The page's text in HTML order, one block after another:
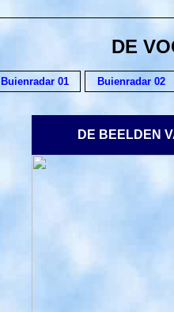
DE
Buienradar 01 Buienradar 02
DE BEELDEN